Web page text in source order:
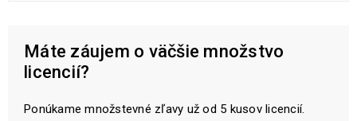
Máte záujem o väčšie množstvo
licencií?
Ponúkame množstevné zľavy už od 5 kusov licencií.